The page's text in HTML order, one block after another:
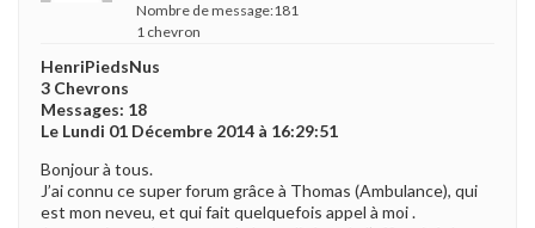
Nombre de message:181
1 chevron
HenriPiedsNus
3 Chevrons
Messages: 18
Le Lundi 01 Décembre 2014 à 16:29:51
Bonjour à tous.
J’ai connu ce super forum grâce à Thomas (Ambulance), qui
est mon neveu, et qui fait quelquefois appel à moi .